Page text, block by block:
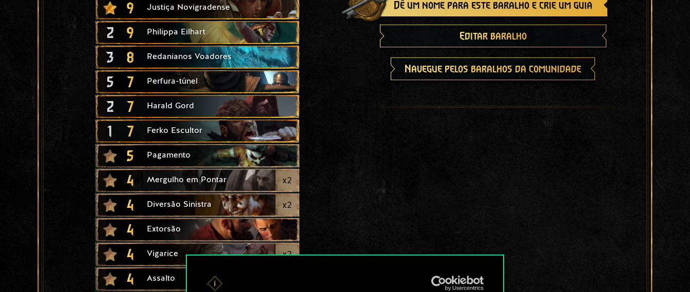
9 Justiça Novigradense
2 9 Philippa Eilhart
3 8 Redanianos Voadores
5 7 Perfura-túnel
2 7 Harald Gord
1 7 Ferko Escultor
5 Pagamento
4 Mergulho em Pontar x2
4 Diversão Sinistra x2
4 Extorsão
4 Vigarice x2
4 Assalto
Dê um nome para este baralho e crie um guia
Editar baralho
Navegue pelos baralhos da comunidade